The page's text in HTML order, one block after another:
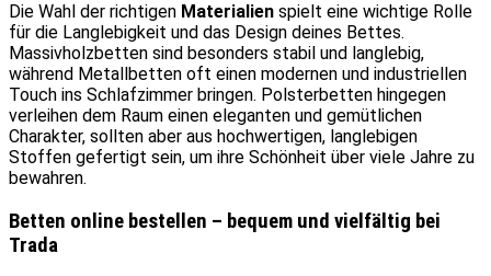
Die Wahl der richtigen Materialien spielt eine wichtige Rolle
für die Langlebigkeit und das Design deines Bettes.
Massivholzbetten sind besonders stabil und langlebig,
während Metallbetten oft einen modernen und industriellen
Touch ins Schlafzimmer bringen. Polsterbetten hingegen
verleihen dem Raum einen eleganten und gemütlichen
Charakter, sollten aber aus hochwertigen, langlebigen
Stoffen gefertigt sein, um ihre Schönheit über viele Jahre zu
bewahren.
Betten online bestellen – bequem und vielfältig bei
Trada